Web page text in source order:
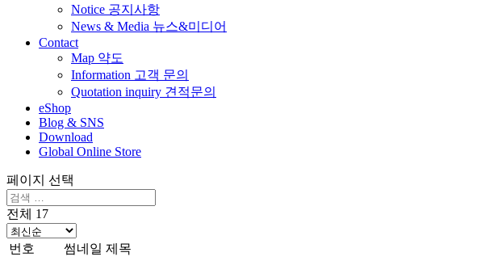
Notice 공지사항
News & Media 뉴스&미디어
Contact
Map 약도
Information 고객 문의
Quotation inquiry 견적문의
eShop
Blog & SNS
Download
Global Online Store
페이지 선택
전체 17
번호 썸네일 제목